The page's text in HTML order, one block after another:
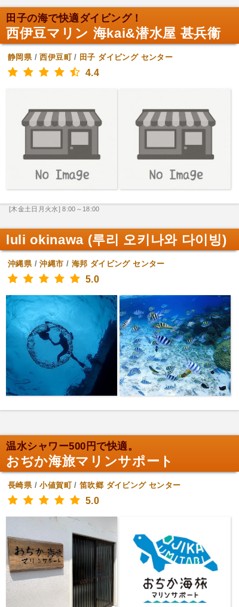
田子の海で快適ダイビング！
西伊豆マリン 海kai&潜水屋 甚兵衞
静岡県/西伊豆町/ 田子 ダイビング センター
4.4
[木金土日月火水] 8:00～18:00
luli okinawa (루리 오키나와 다이빙)
沖縄県/沖縄市 / 海邦 ダイビング センター
5.0
温水シャワー500円で快適。
おぢか海旅マリンサポート
長崎県/小値賀町/笛吹郷 ダイビング センター
5.0